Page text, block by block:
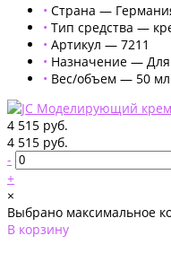
• Страна —
• Тип средства —
• Артикул — 7211
• Назначение — Для
• Вес/объем — 50 мл
4 515 руб.
4 515 руб.
-
+
×
Выбрано максимальное
В корзину